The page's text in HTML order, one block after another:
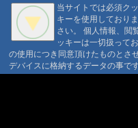
#1686:
温泉大
#1685:
黒屋
#1684:
当サイトでは必須ク
キーを使用しており
さい。 個人情報、閲
ッキーは一切扱って
の使用につき同意頂けたものとさ
デバイスに格納するデータの事です